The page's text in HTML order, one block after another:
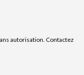
autorisation. Contactez